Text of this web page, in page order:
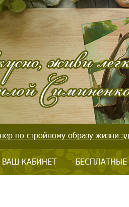
по стройному образу жизни
ВАШ КАБИНЕТ